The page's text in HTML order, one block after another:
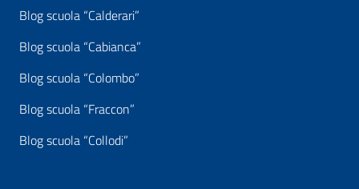
Blog scuola “Calderari”
Blog scuola “Cabianca”
Blog scuola “Colombo”
Blog scuola “Fraccon”
Blog scuola “Collodi”